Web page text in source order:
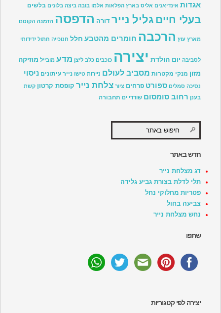
אגדות אינדיאנים אליס בארץ הפלאות אלמו בובה ביצה בלונים בלשים
בעלי חיים גליל נייר דורה הדפסה הזמנה הקוסם
מארץ עוץ הרכבה חומרים מהטבע חלל חנוכייה חתול ידידותי
לסביבה יום הולדת יצירה כוכבים כלב ליצן מדע מובייל מוזיקה
מזון מנקי מקטרות מסביב לעולם ניירות טישו נייר עיתונים ניסוי
נסיכה סמלים ספורט פרחים ציור צלחת נייר קופסת קרטון קשת
בענן רחוב סומסום שודדי ים תחבורה
חדש באתר
דג מצלחת נייר
תלי לדלת בצורת גביע גלידה
פטריות מחלוקי נחל
צביעה בחול
נחש מצלחת נייר
שתפו
יצירה לפי קטגוריות